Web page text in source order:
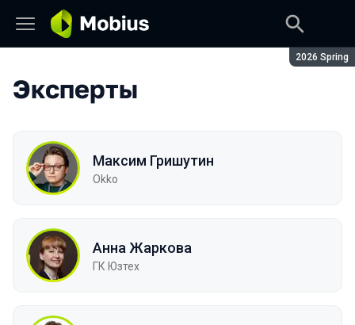
Сезон:
2026 Spring
Эксперты
Максим Гришутин
Okko
Анна Жаркова
ГК Юзтех